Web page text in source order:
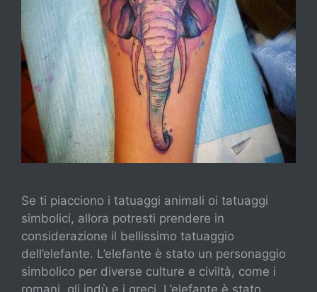
Se ti piacciono i tatuaggi animali oi tatuaggi
simbolici, allora potresti prendere in
considerazione il bellissimo tatuaggio
dell’elefante. L’elefante è stato un personaggio
simbolico per diverse culture e civiltà, come i
romani, gli indù e i greci. L’elefante è stato